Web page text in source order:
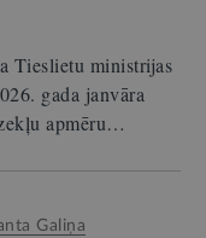
Tieslietu ministrijas
gada janvāra
apmēru…
Galiņa